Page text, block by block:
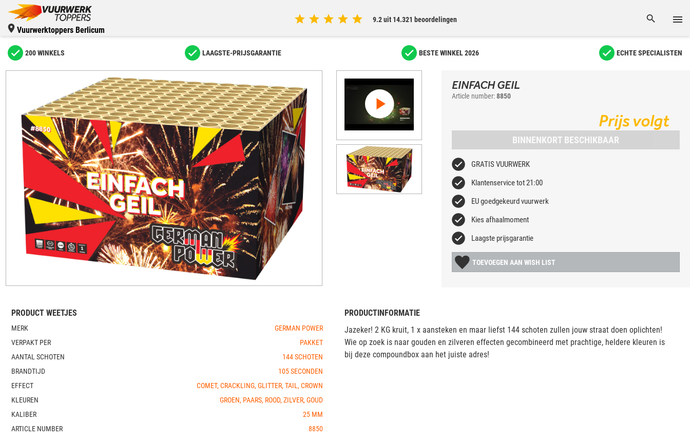
Vuurwerktoppers Berlicum
9.2 uit 14.321 beoordelingen
200 WINKELS LAAGSTE-PRIJSGARANTIE BESTE WINKEL 2026 ECHTE SPECIALISTEN
EINFACH GEIL
Article number:8850
Prijs volgt
BINNENKORT BESCHIKBAAR
GRATIS VUURWERK
Klantenservice tot 21:00
EU goedgekeurd vuurwerk
Kies afhaalmoment
Laagste prijsgarantie
TOEVOEGEN AAN WISH LIST
PRODUCT WEETJES
MERK
GERMAN POWER
VERPAKT PER
PAKKET
AANTAL SCHOTEN
144 SCHOTEN
BRANDTIJD
105 SECONDEN
EFFECT
COMET, CRACKLING, GLITTER, TAIL, CROWN
KLEUREN
GROEN, PAARS, ROOD, ZILVER, GOUD
KALIBER
25 MM
ARTICLE NUMBER
8850
PRODUCTINFORMATIE
Jazeker! 2 KG kruit, 1 x aansteken en maar liefst 144 schoten zullen jouw straat doen oplichten!
Wie op zoek is naar gouden en zilveren effecten gecombineerd met prachtige, heldere kleuren is
bij deze compoundbox aan het juiste adres!